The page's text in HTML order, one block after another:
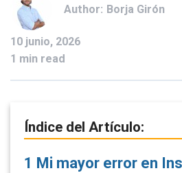
Author: Borja Girón
10 junio, 2026
1 min read
Índice del Artículo:
1 Mi mayor error en